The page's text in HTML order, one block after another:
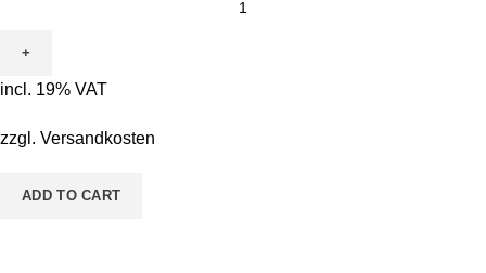
Ausmalen
-
Conni
quantity
incl. 19% VAT
zzgl. Versandkosten
ADD TO CART